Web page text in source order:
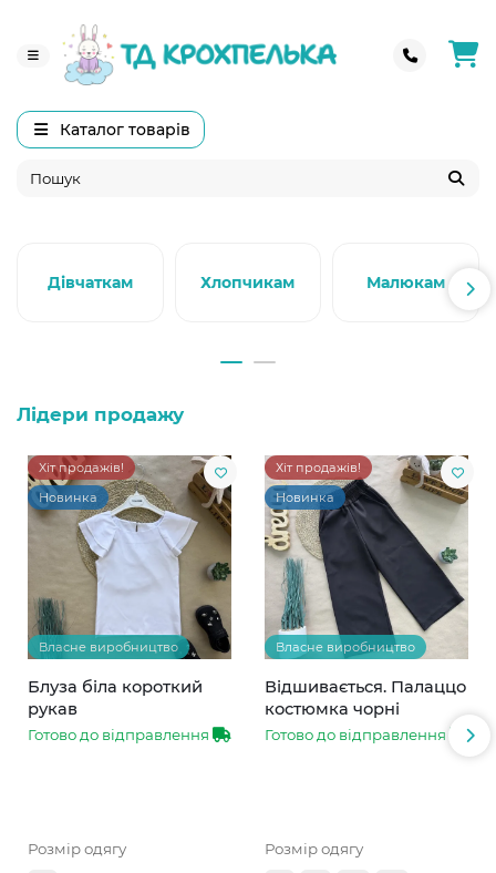
Каталог товарів
Дівчаткам Хлопчикам Малюкам
Лідери продажу
Хіт продажів!
Новинка
Власне виробництво
Блуза біла короткий
рукав
Готово до відправлення
Розмір одягу
Хіт продажів!
Новинка
Власне виробництво
Відшивається. Палаццо
костюмка чорні
Готово до відправлення
Розмір одягу